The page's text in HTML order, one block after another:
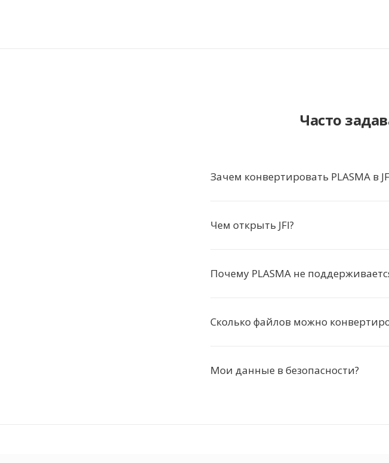
Часто
Зачем конвертировать PLASMA в
Чем открыть JFI?
Почему PLASMA не
Сколько файлов можно
Мои данные в безопасности?